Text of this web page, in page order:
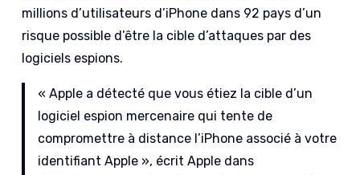
millions d’utilisateurs d’iPhone dans 92 pays d’un
risque possible d’être la cible d’attaques par des
logiciels espions.
« Apple a détecté que vous étiez la cible d’un
logiciel espion mercenaire qui tente de
compromettre à distance l’iPhone associé à votre
identifiant Apple », écrit Apple dans